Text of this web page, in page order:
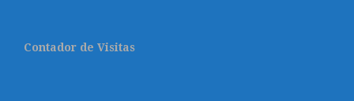
Contador de Visitas